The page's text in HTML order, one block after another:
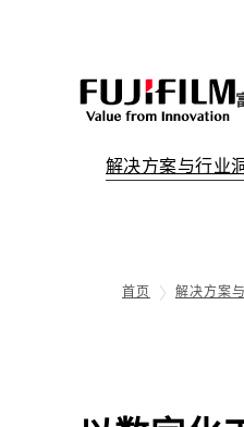
解决方案与行业
首页 解决方案